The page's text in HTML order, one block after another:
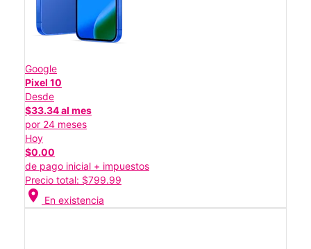
Google
Pixel 10
Desde
$33.34 al mes
por 24 meses
Hoy
$0.00
de pago inicial + impuestos
Precio total: $799.99
location_on En existencia